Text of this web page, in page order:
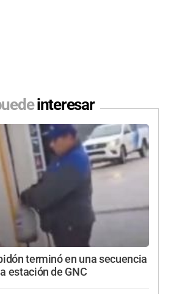
interesar
terminó en una secuencia
estación de GNC